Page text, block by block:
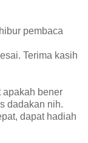
pembaca
Terima kasih
apakah bener
dadakan nih.
dapat hadiah